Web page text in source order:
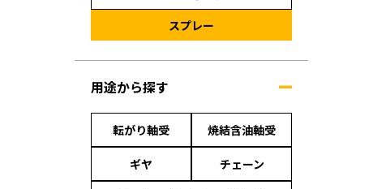
スプレー
用途から探す
転がり軸受 焼結含油軸受
ギヤ チェーン